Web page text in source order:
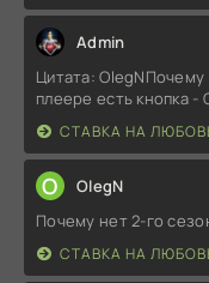
Admin
Цитата: OlegNПочему
плеере есть кнопка -
СТАВКА НА
O OlegN
Почему нет 2-го
СТАВКА НА